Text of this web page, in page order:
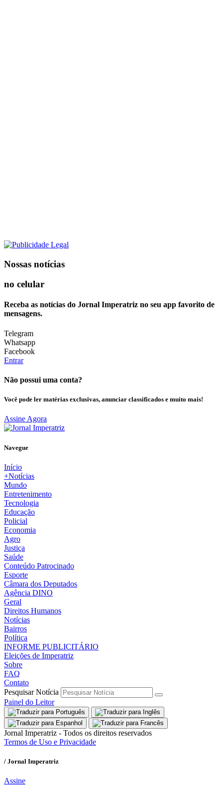
Nossas notícias
no celular
Receba as notícias do Jornal Imperatriz no seu app favorito de
mensagens.
Telegram
Whatsapp
Facebook
Entrar
Não possui uma conta?
Você pode ler matérias exclusivas, anunciar classificados e muito mais!
Assine Agora
Navegue
Início
+Notícias
Mundo
Entretenimento
Tecnologia
Educação
Policial
Economia
Agro
Justiça
Saúde
Conteúdo Patrocinado
Esporte
Câmara dos Deputados
Agência DINO
Geral
Direitos Humanos
Notícias
Bairros
Política
INFORME PUBLICITÁRIO
Eleições de Imperatriz
Sobre
FAQ
Contato
Pesquisar Notícia
Painel do Leitor
Jornal Imperatriz - Todos os direitos reservados
Termos de Uso e Privacidade
/ Jornal Imperatriz
Assine